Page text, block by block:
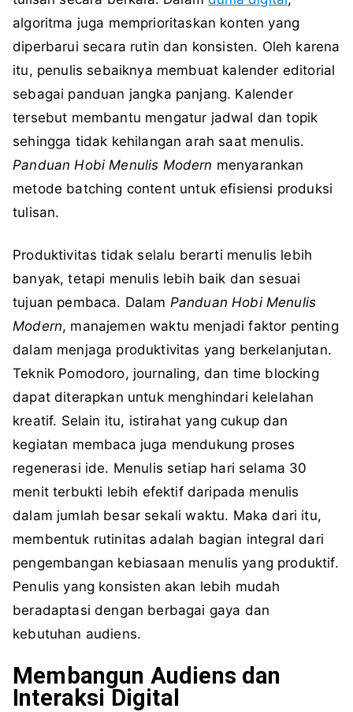
algoritma juga memprioritaskan konten yang
diperbarui secara rutin dan konsisten. Oleh karena
itu, penulis sebaiknya membuat kalender editorial
sebagai panduan jangka panjang. Kalender
tersebut membantu mengatur jadwal dan topik
sehingga tidak kehilangan arah saat menulis.
Panduan Hobi Menulis Modern menyarankan
metode batching content untuk efisiensi produksi
tulisan.
Produktivitas tidak selalu berarti menulis lebih
banyak, tetapi menulis lebih baik dan sesuai
tujuan pembaca. Dalam Panduan Hobi Menulis
Modern, manajemen waktu menjadi faktor penting
dalam menjaga produktivitas yang berkelanjutan.
Teknik Pomodoro, journaling, dan time blocking
dapat diterapkan untuk menghindari kelelahan
kreatif. Selain itu, istirahat yang cukup dan
kegiatan membaca juga mendukung proses
regenerasi ide. Menulis setiap hari selama 30
menit terbukti lebih efektif daripada menulis
dalam jumlah besar sekali waktu. Maka dari itu,
membentuk rutinitas adalah bagian integral dari
pengembangan kebiasaan menulis yang produktif.
Penulis yang konsisten akan lebih mudah
beradaptasi dengan berbagai gaya dan
kebutuhan audiens.
Membangun Audiens dan
Interaksi Digital